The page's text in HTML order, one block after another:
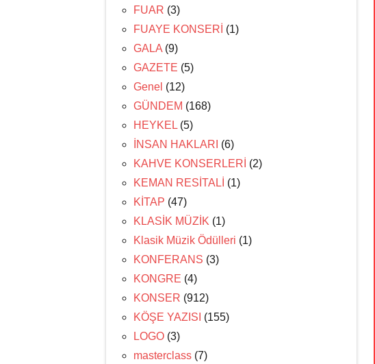
FUAR (3)
FUAYE KONSERİ (1)
GALA (9)
GAZETE (5)
Genel (12)
GÜNDEM (168)
HEYKEL (5)
İNSAN HAKLARI (6)
KAHVE KONSERLERİ (2)
KEMAN RESİTALİ (1)
KİTAP (47)
KLASİK MÜZİK (1)
Klasik Müzik Ödülleri (1)
KONFERANS (3)
KONGRE (4)
KONSER (912)
KÖŞE YAZISI (155)
LOGO (3)
masterclass (7)